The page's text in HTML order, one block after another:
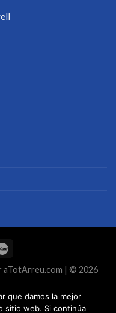
aTotArreu.com | © 2026
que damos la mejor
sitio web. Si continúa